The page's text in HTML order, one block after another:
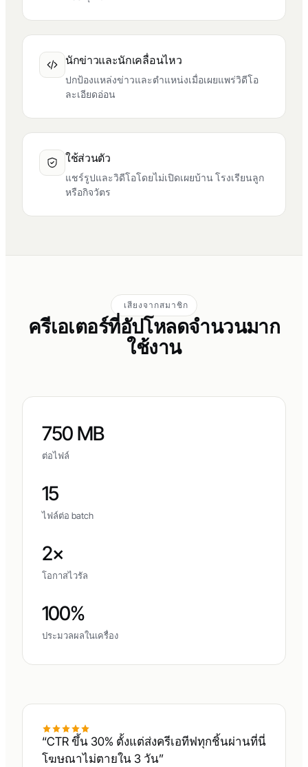
นักข่าวและนักเคลื่อนไหว
ปกป้องแหล่งข่าวและตำแหน่งเมื่อเผยแพร่วิดีโอ
ละเอียดอ่อน
ใช้ส่วนตัว
แชร์รูปและวิดีโอโดยไม่เปิดเผยบ้าน โรงเรียนลูก
หรือกิจวัตร
เสียงจากสมาชิก
ครีเอเตอร์ที่อัปโหลดจำนวนมาก
ใช้งาน
750 MB
ต่อไฟล์
15
ไฟล์ต่อ batch
2×
โอกาสไวรัล
100%
ประมวลผลในเครื่อง
“CTR ขึ้น 30% ตั้งแต่ส่งครีเอทีฟทุกชิ้นผ่านที่นี่
โฆษณาไม่ตายใน 3 วัน”